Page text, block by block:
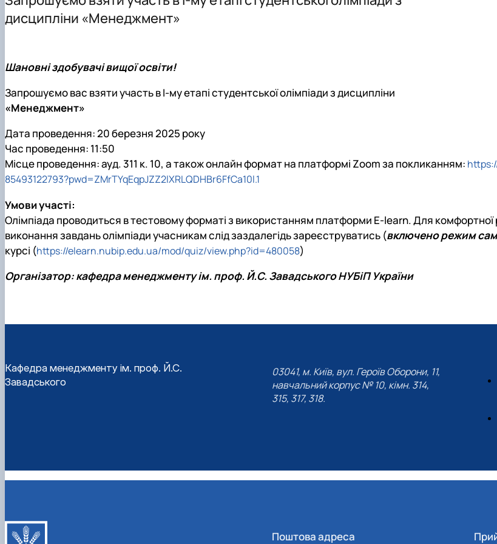
Наукова школа О.Д.
Здобутки кафедри менеджменту ім. проф. Й.С. Завадського
Положення про кафедру
Підготовка аспірантів
Навчально-методичні видання
Наукові видання
Скринька довіри
Правила поведінки в умовах воєнного стану в НУБіП України
дисципліни «Менеджмент»
Шановні здобувачі вищої освіти!
Запрошуємо вас взяти участь в І-му етапі студентської олімпіади з дисципліни
«Менеджмент»
Дата проведення: 20 березня 2025 року
Час проведення: 11:50
Місце проведення: ауд. 311 к. 10, а також онлайн формат на платформі Zoom за покликанням:
85493122793?pwd=ZMrTYqEqpJZZ2lXRLQDHBr6FfCa10l.1
Умови участі:
Олімпіада проводиться в тестовому форматі з використанням платформи E-learn. Для комфортної
виконання завдань олімпіади учасникам слід заздалегідь зареєструватись (включено режим
курсі (https://elearn.nubip.edu.ua/mod/quiz/view.php?id=480058)
Організатор: кафедра менеджменту ім. проф. Й.С. Завадського НУБіП України
Кафедра менеджменту ім. проф. Й.С.
Завадського
03041, м. Київ, вул. Героїв Оборони, 11,
навчальний корпус № 10, кімн. 314,
315, 317, 318.
Поштова адреса